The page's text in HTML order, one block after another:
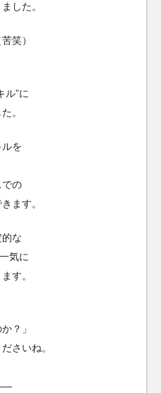
した。
笑）
ル”に
。
を
での
ます。
な
気に
す。
？」
さいね。